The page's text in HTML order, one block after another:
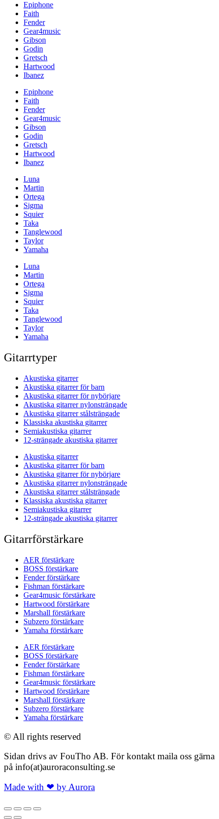
Epiphone
Faith
Fender
Gear4music
Gibson
Godin
Gretsch
Hartwood
Ibanez
Epiphone
Faith
Fender
Gear4music
Gibson
Godin
Gretsch
Hartwood
Ibanez
Luna
Martin
Ortega
Sigma
Squier
Taka
Tanglewood
Taylor
Yamaha
Luna
Martin
Ortega
Sigma
Squier
Taka
Tanglewood
Taylor
Yamaha
Gitarrtyper
Akustiska gitarrer
Akustiska gitarrer för barn
Akustiska gitarrer för nybörjare
Akustiska gitarrer nylonsträngade
Akustiska gitarrer stålsträngade
Klassiska akustiska gitarrer
Semiakustiska gitarrer
12-strängade akustiska gitarrer
Akustiska gitarrer
Akustiska gitarrer för barn
Akustiska gitarrer för nybörjare
Akustiska gitarrer nylonsträngade
Akustiska gitarrer stålsträngade
Klassiska akustiska gitarrer
Semiakustiska gitarrer
12-strängade akustiska gitarrer
Gitarrförstärkare
AER förstärkare
BOSS förstärkare
Fender förstärkare
Fishman förstärkare
Gear4music förstärkare
Hartwood förstärkare
Marshall förstärkare
Subzero förstärkare
Yamaha förstärkare
AER förstärkare
BOSS förstärkare
Fender förstärkare
Fishman förstärkare
Gear4music förstärkare
Hartwood förstärkare
Marshall förstärkare
Subzero förstärkare
Yamaha förstärkare
© All rights reserved
Sidan drivs av FouTho AB. För kontakt maila oss gärna
på info(at)auroraconsulting.se
Made with ❤ by Aurora